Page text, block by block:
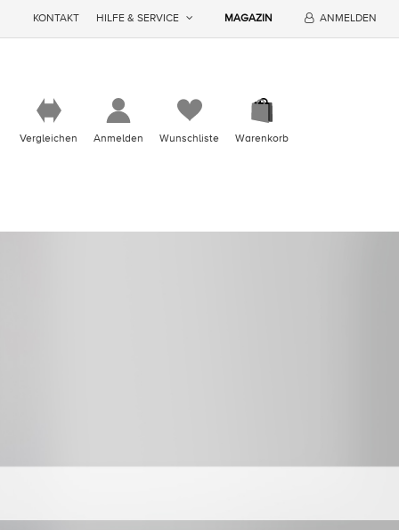
KONTAKT HILFE & SERVICE MAGAZIN ANMELDEN
Vergleichen Anmelden Wunschliste Warenkorb